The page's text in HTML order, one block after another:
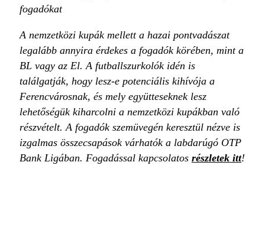
fogadókat
A nemzetközi kupák mellett a hazai pontvadászat
legalább annyira érdekes a fogadók körében, mint a
BL vagy az El. A futballszurkolók idén is
találgatják, hogy lesz-e potenciális kihívója a
Ferencvárosnak, és mely együtteseknek lesz
lehetőségük kiharcolni a nemzetközi kupákban való
részvételt. A fogadók szemüvegén keresztül nézve is
izgalmas összecsapások várhatók a labdarúgó OTP
Bank Ligában. Fogadással kapcsolatos részletek itt!